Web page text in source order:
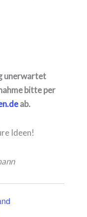
unerwartet
bitte per
ab.
Ideen!